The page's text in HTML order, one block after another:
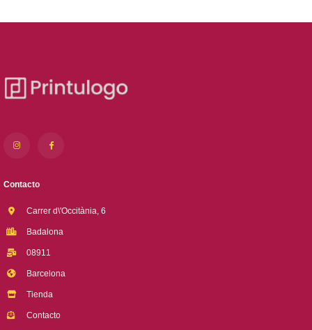
Contacto
Carrer d\'Occitània, 6
Badalona
08911
Barcelona
Tienda
Contacto